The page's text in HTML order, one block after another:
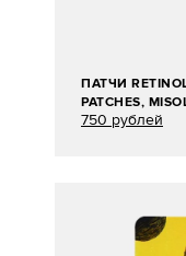
ПАТЧИ
PATCHES,
750 рублей